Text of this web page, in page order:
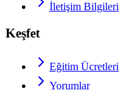
İletişim Bilgileri
Keşfet
Eğitim Ücretleri
Yorumlar